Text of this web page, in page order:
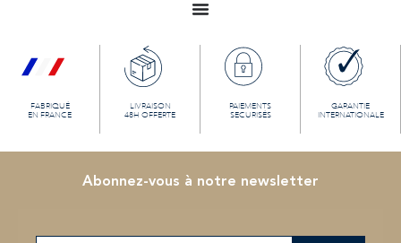
FABRIQUÉ
EN FRANCE
LIVRAISON
48H OFFERTE
PAIEMENTS
SECURISÉS
GARANTIE
INTERNATIONALE
Abonnez-vous à notre newsletter